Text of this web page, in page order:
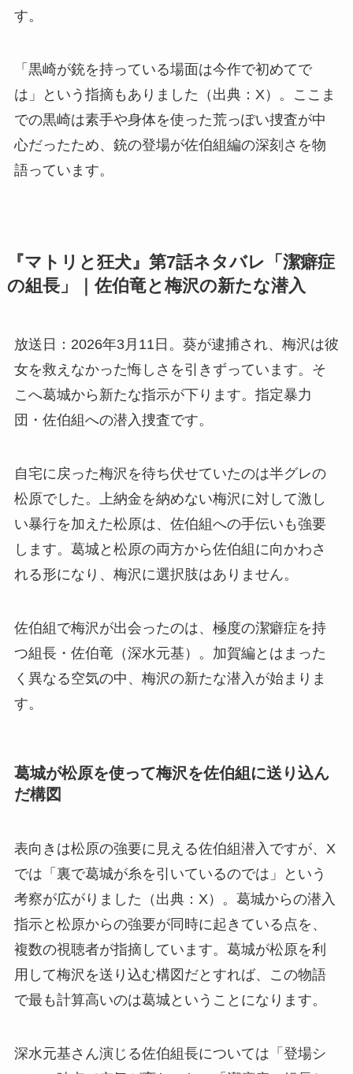
す。
「黒崎が銃を持っている場面は今作で初めてで
は」という指摘もありました（出典：X）。ここま
での黒崎は素手や身体を使った荒っぽい捜査が中
心だったため、銃の登場が佐伯組編の深刻さを物
語っています。
『マトリと狂犬』第7話ネタバレ「潔癖症
の組長」｜佐伯竜と梅沢の新たな潜入
放送日：2026年3月11日。葵が逮捕され、梅沢は彼
女を救えなかった悔しさを引きずっています。そ
こへ葛城から新たな指示が下ります。指定暴力
団・佐伯組への潜入捜査です。
自宅に戻った梅沢を待ち伏せていたのは半グレの
松原でした。上納金を納めない梅沢に対して激し
い暴行を加えた松原は、佐伯組への手伝いも強要
します。葛城と松原の両方から佐伯組に向かわさ
れる形になり、梅沢に選択肢はありません。
佐伯組で梅沢が出会ったのは、極度の潔癖症を持
つ組長・佐伯竜（深水元基）。加賀編とはまった
く異なる空気の中、梅沢の新たな潜入が始まりま
す。
葛城が松原を使って梅沢を佐伯組に送り込ん
だ構図
表向きは松原の強要に見える佐伯組潜入ですが、X
では「裏で葛城が糸を引いているのでは」という
考察が広がりました（出典：X）。葛城からの潜入
指示と松原からの強要が同時に起きている点を、
複数の視聴者が指摘しています。葛城が松原を利
用して梅沢を送り込む構図だとすれば、この物語
で最も計算高いのは葛城ということになります。
深水元基さん演じる佐伯組長については「登場シ